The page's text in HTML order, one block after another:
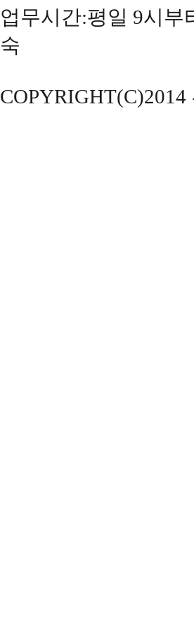
업무시간:평일 9시
숙